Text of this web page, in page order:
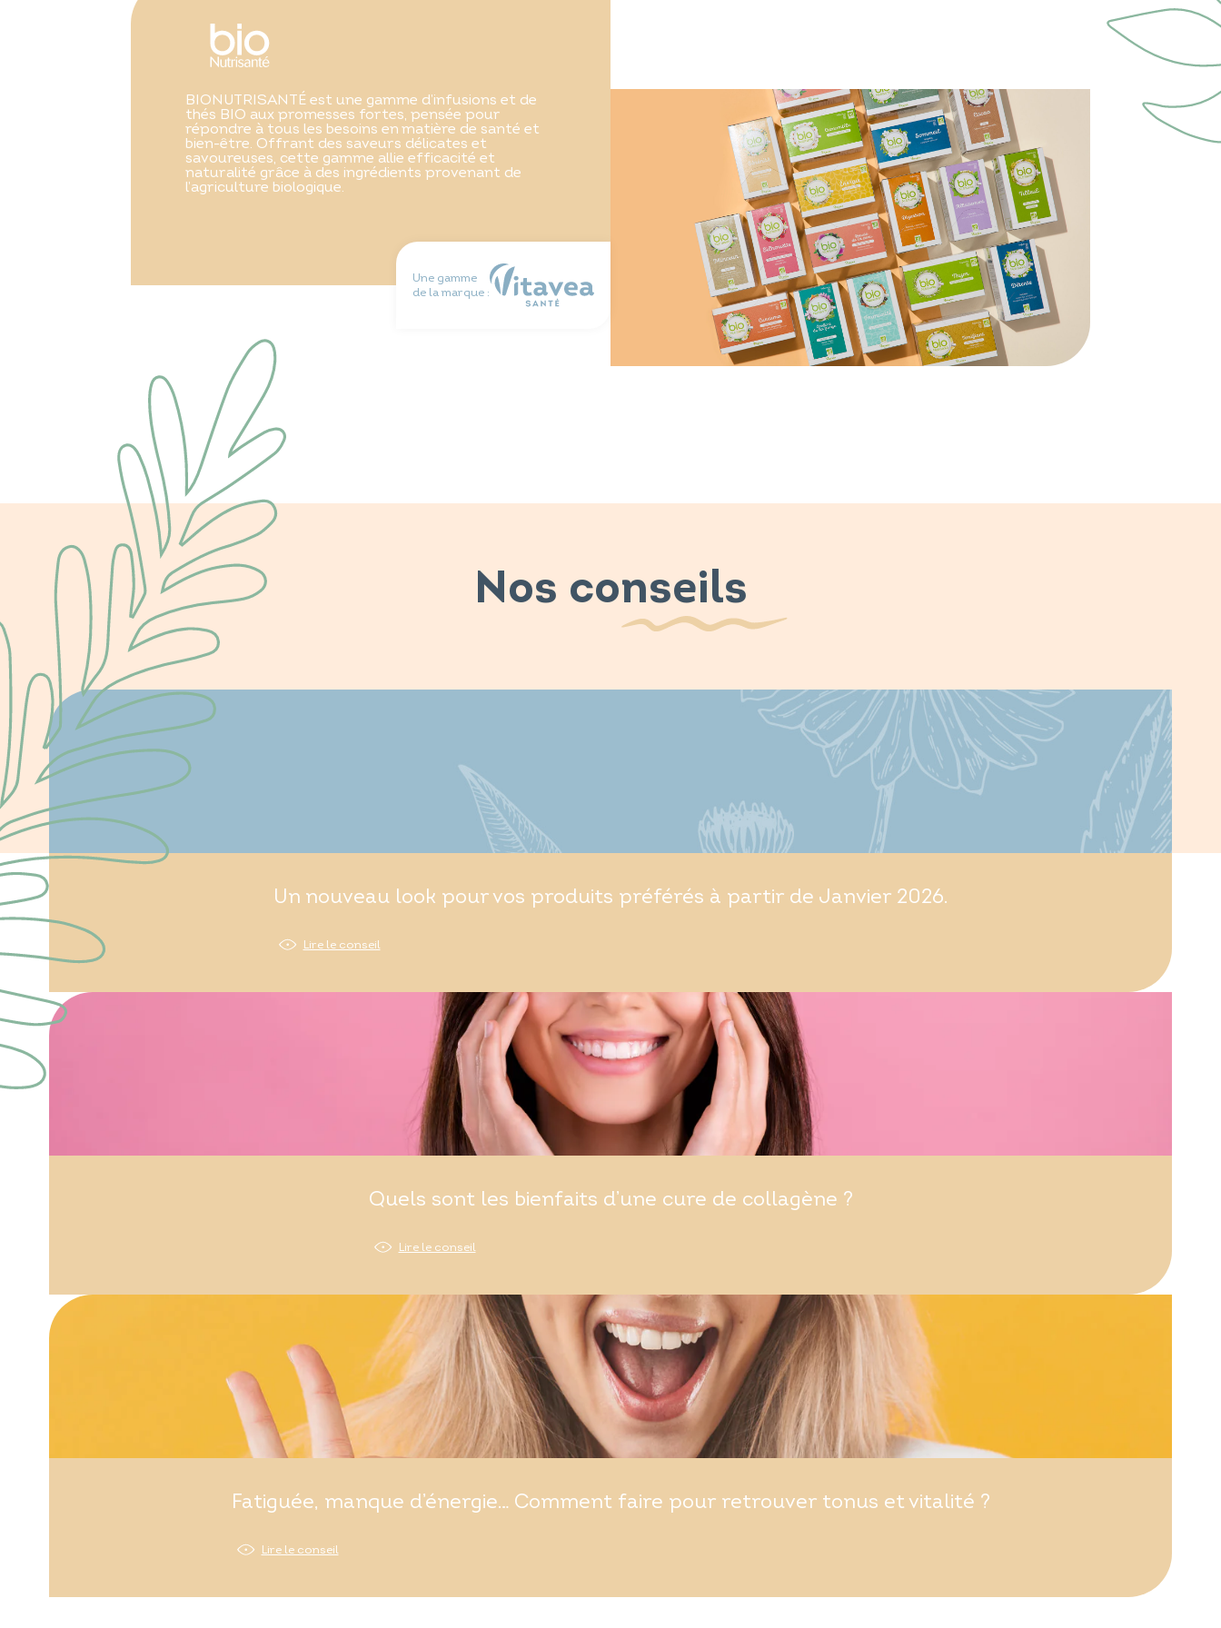
BIONUTRISANTÉ est une gamme d’infusions et de
thés BIO aux promesses fortes, pensée pour
répondre à tous les besoins en matière de santé et
bien-être. Offrant des saveurs délicates et
savoureuses, cette gamme allie efficacité et
naturalité grâce à des ingrédients provenant de
l’agriculture biologique.
Une gamme
de la marque :
Nos conseils
Un nouveau look pour vos produits préférés à partir de Janvier 2026.
Lire le conseil
Quels sont les bienfaits d’une cure de collagène ?
Lire le conseil
Fatiguée, manque d’énergie… Comment faire pour retrouver tonus et vitalité ?
Lire le conseil